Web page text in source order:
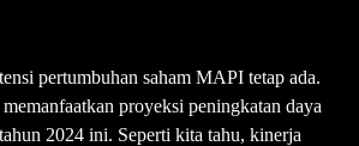
pertumbuhan saham MAPI tetap ada.
proyeksi peningkatan daya
2024 ini. Seperti kita tahu, kinerja